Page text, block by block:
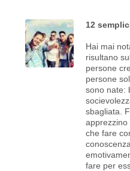
12
Hai mai
risultano
persone
persone
sono nate:
sbagliata.
apprezzino
che fare
fare per